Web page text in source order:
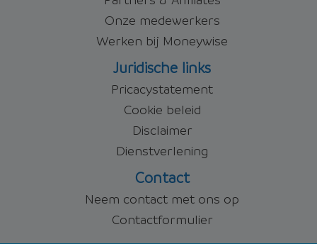
Onze medewerkers
Werken bij Moneywise
Juridische links
Pricacystatement
Cookie beleid
Disclaimer
Dienstverlening
Contact
Neem contact met ons op
Contactformulier